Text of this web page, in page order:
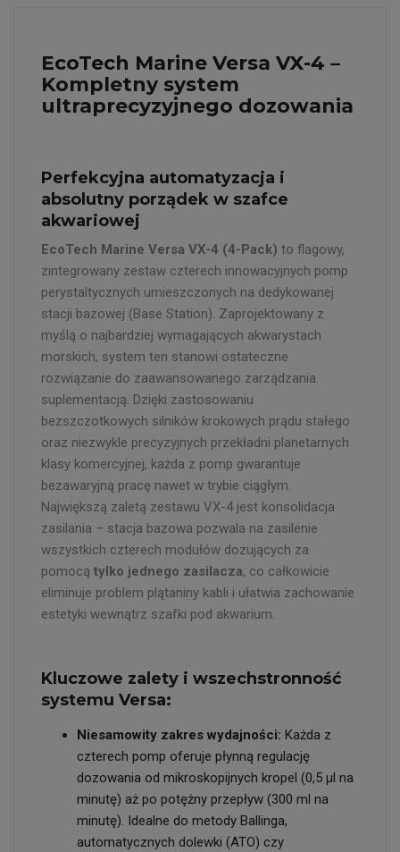
EcoTech Marine Versa VX-4 –
Kompletny system
ultraprecyzyjnego dozowania
Perfekcyjna automatyzacja i
absolutny porządek w szafce
akwariowej
EcoTech Marine Versa VX-4 (4-Pack) to flagowy,
zintegrowany zestaw czterech innowacyjnych pomp
perystaltycznych umieszczonych na dedykowanej
stacji bazowej (Base Station). Zaprojektowany z
myślą o najbardziej wymagających akwarystach
morskich, system ten stanowi ostateczne
rozwiązanie do zaawansowanego zarządzania
suplementacją. Dzięki zastosowaniu
bezszczotkowych silników krokowych prądu stałego
oraz niezwykle precyzyjnych przekładni planetarnych
klasy komercyjnej, każda z pomp gwarantuje
bezawaryjną pracę nawet w trybie ciągłym.
Największą zaletą zestawu VX-4 jest konsolidacja
zasilania – stacja bazowa pozwala na zasilenie
wszystkich czterech modułów dozujących za
pomocą tylko jednego zasilacza, co całkowicie
eliminuje problem plątaniny kabli i ułatwia zachowanie
estetyki wewnątrz szafki pod akwarium.
Kluczowe zalety i wszechstronność
systemu Versa:
Niesamowity zakres wydajności: Każda z
czterech pomp oferuje płynną regulację
dozowania od mikroskopijnych kropel (0,5 µl na
minutę) aż po potężny przepływ (300 ml na
minutę). Idealne do metody Ballinga,
automatycznych dolewki (ATO) czy